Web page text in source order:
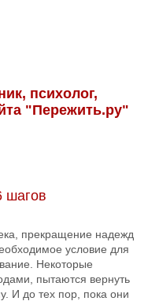
психолог,
"Пережить.ру"
шагов
прекращение надежд
условие для
Некоторые
пытаются вернуть
И до тех пор, пока они